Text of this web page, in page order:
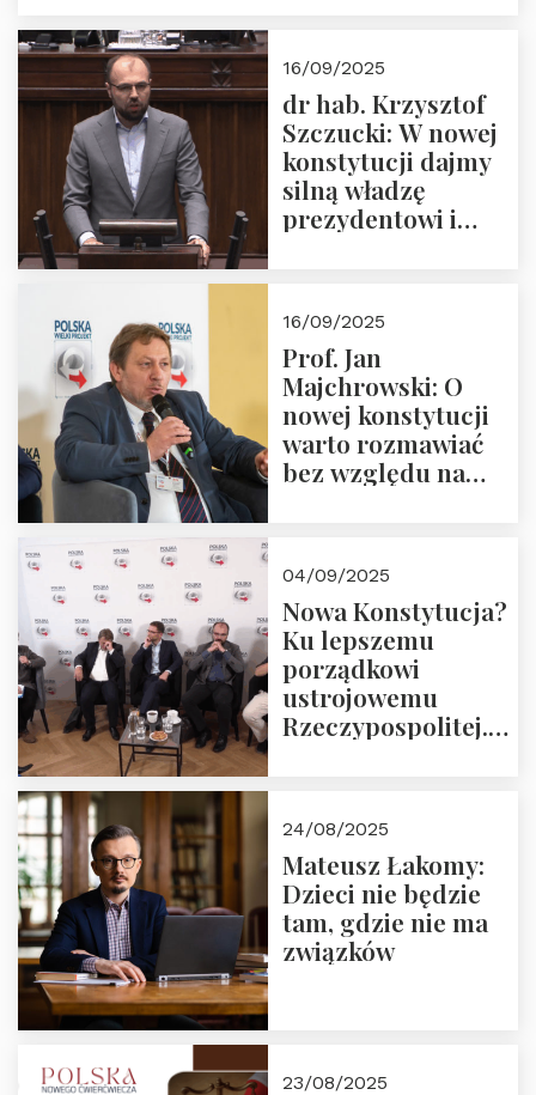
16/09/2025
dr hab. Krzysztof
Szczucki: W nowej
konstytucji dajmy
silną władzę
prezydentowi i
16/09/2025
Prof. Jan
Majchrowski: O
nowej konstytucji
warto rozmawiać
bez względu na
04/09/2025
Nowa Konstytucja?
Ku lepszemu
porządkowi
ustrojowemu
Rzeczypospolitej.
24/08/2025
Mateusz Łakomy:
Dzieci nie będzie
tam, gdzie nie ma
związków
23/08/2025